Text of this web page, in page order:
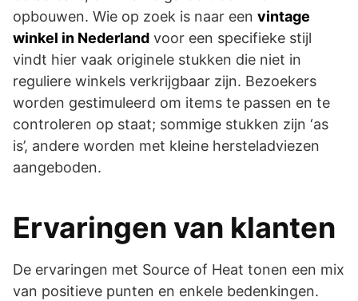
opbouwen. Wie op zoek is naar een vintage
winkel in Nederland voor een specifieke stijl
vindt hier vaak originele stukken die niet in
reguliere winkels verkrijgbaar zijn. Bezoekers
worden gestimuleerd om items te passen en te
controleren op staat; sommige stukken zijn ‘as
is’, andere worden met kleine hersteladviezen
aangeboden.
Ervaringen van klanten
De ervaringen met Source of Heat tonen een mix
van positieve punten en enkele bedenkingen.